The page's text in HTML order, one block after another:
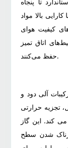
3.2
نصب
و
چارچوب
برای
غشاهای
معماری
بالا مواد
کیفیت هوای
اتاق تمیز
حفظ می‌کنند.
آلی دود و
تجزیه حرارتی
کند. این گاز
شدن سطح